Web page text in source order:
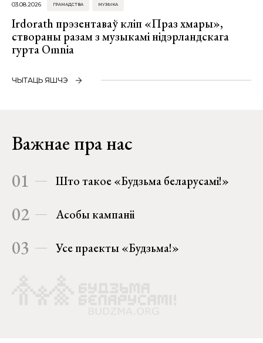
03.08.2026 ГРАМАДСТВА МУЗЫКА
Irdorath прэзентаваў кліп «Праз хмары»,
створаны разам з музыкамі нідэрландскага
гурта Omnia
ЧЫТАЦЬ ЯШЧЭ
Важнае пра нас
01 Што такое «Будзьма беларусамі!»
02 Асобы кампаніі
03 Усе праекты «Будзьма!»